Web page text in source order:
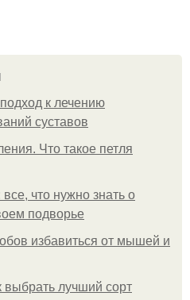
к лечению
суставов
Что такое петля
что нужно знать о
подворье
избавиться от мышей и
выбрать лучший сорт